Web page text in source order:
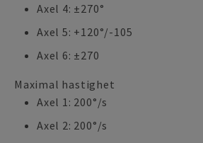
Axel 4: ±270°
Axel 5: +120°/-105
Axel 6: ±270
Maximal hastighet
Axel 1: 200°/s
Axel 2: 200°/s